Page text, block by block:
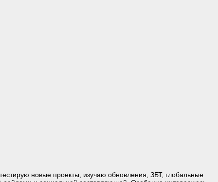
новые проекты, изучаю обновления, ЗБТ, глобальные